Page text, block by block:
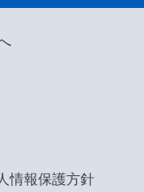
情報保護方針